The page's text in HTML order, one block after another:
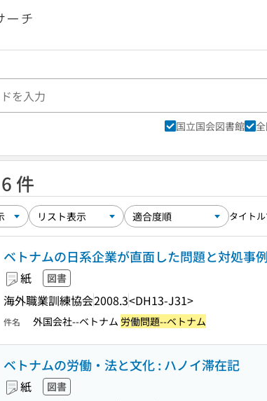
国立国会図書館
件
タイト
ベトナムの日系企業が直面した問題と対処事
紙 図書
海外職業訓練協会2008.3<DH13-J31>
件名 外国会社--ベトナム 労働問題--ベトナム
ベトナムの労働・法と文化 : ハノイ滞在記
紙 図書